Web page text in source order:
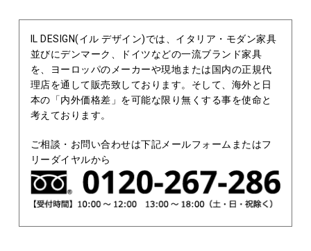
IL DESIGN(イル デザイン)では、イタリア・モダン家具
並びにデンマーク、ドイツなどの一流ブランド家具
を、ヨーロッパのメーカーや現地または国内の正規代
理店を通して販売致しております。そして、海外と日
本の「内外価格差」を可能な限り無くする事を使命と
考えております。
ご相談・お問い合わせは下記メールフォームまたはフ
リーダイヤルから